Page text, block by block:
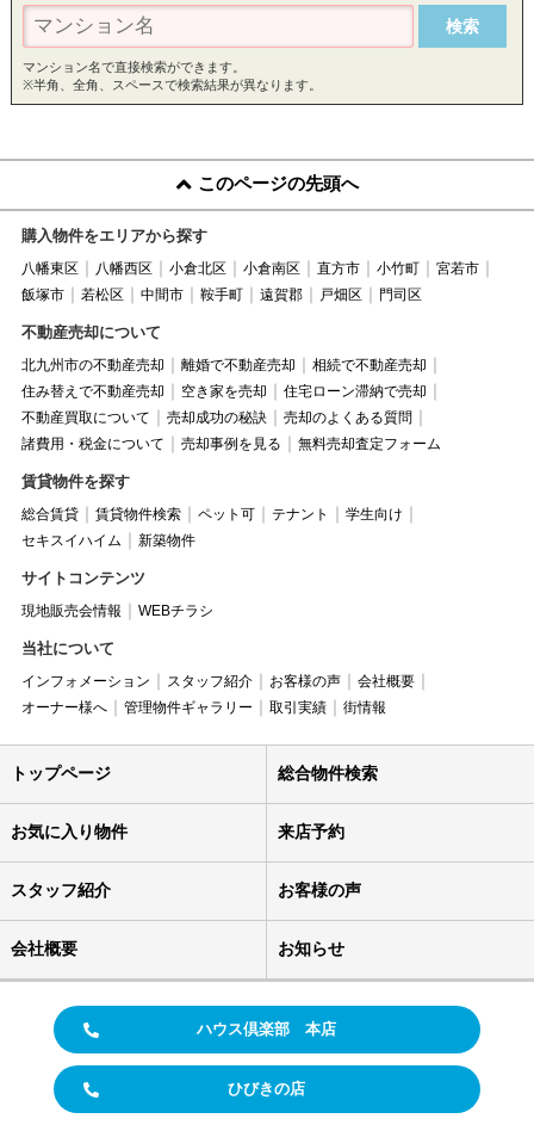
マンション名で直接検索ができます。
※半角、全角、スペースで検索結果が異なります。
このページの先頭へ
購入物件をエリアから探す
八幡東区 八幡西区 小倉北区 小倉南区 直方市 小竹町
宮若市
飯塚市
若松区 中間市 鞍手町 遠賀郡 戸畑区 門司区
不動産売却について
北九州市の不動産売却 離婚で不動産売却
相続で不動産売却
住み替えで不動産売却
空き家を売却
住宅ローン滞納で売却
不動産買取について
売却成功の秘訣
売却のよくある質問
諸費用・税金について
売却事例を見る 無料売却査定フォーム
賃貸物件を探す
総合賃貸 賃貸物件検索 ペット可 テナント
学生向け
セキスイハイム
新築物件
サイトコンテンツ
現地販売会情報 WEBチラシ
当社について
インフォメーション スタッフ紹介 お客様の声
会社概要
オーナー様へ
管理物件ギャラリー 取引実績 街情報
トップページ 総合物件検索
お気に入り物件 来店予約
スタッフ紹介 お客様の声
会社概要 お知らせ
ハウス倶楽部 本店
ひびきの店